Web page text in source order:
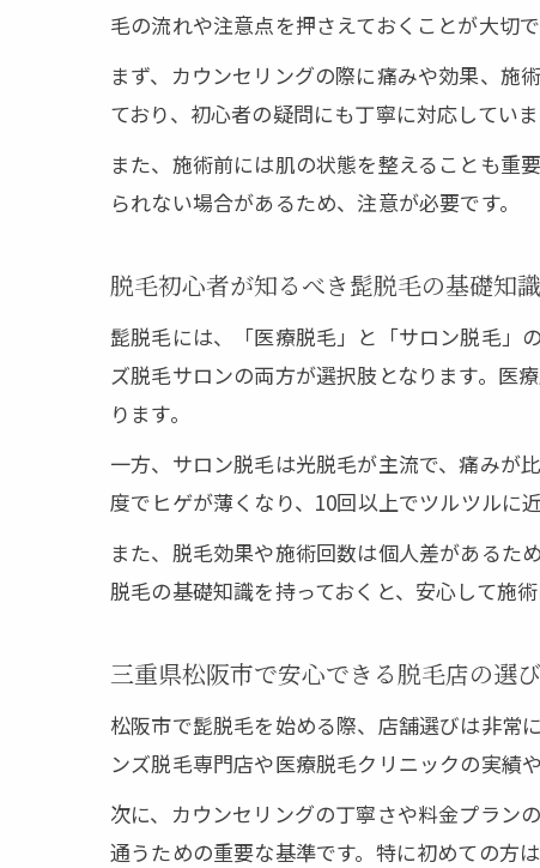
毛の流れや注意点を押さえておくことが大切
まず、カウンセリングの際に痛みや効果、施
ており、初心者の疑問にも丁寧に対応してい
また、施術前には肌の状態を整えることも重
られない場合があるため、注意が必要です。
脱毛初心者が知るべき髭脱毛の基礎知識
髭脱毛には、「医療脱毛」と「サロン脱毛」
ズ脱毛サロンの両方が選択肢となります。医
ります。
一方、サロン脱毛は光脱毛が主流で、痛みが
度でヒゲが薄くなり、10回以上でツルツルに
また、脱毛効果や施術回数は個人差があるた
脱毛の基礎知識を持っておくと、安心して施術
三重県松阪市で安心できる脱毛店の選
松阪市で髭脱毛を始める際、店舗選びは非常
ンズ脱毛専門店や医療脱毛クリニックの実績
次に、カウンセリングの丁寧さや料金プラン
通うための重要な基準です。特に初めての方